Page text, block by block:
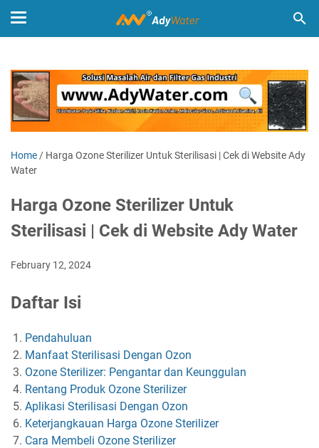
Home / Harga Ozone Sterilizer Untuk Sterilisasi | Cek di Website Ady
Water
Harga Ozone Sterilizer Untuk
Sterilisasi | Cek di Website Ady Water
February 12, 2024
Daftar Isi
Pendahuluan
Manfaat Sterilisasi Dengan Ozon
Ozone Sterilizer: Pengantar dan Keunggulan
Rentang Produk Ozone Sterilizer
Aplikasi Sterilisasi Dengan Ozon
Keterjangkauan Harga Ozone Sterilizer
Cara Membeli Ozone Sterilizer